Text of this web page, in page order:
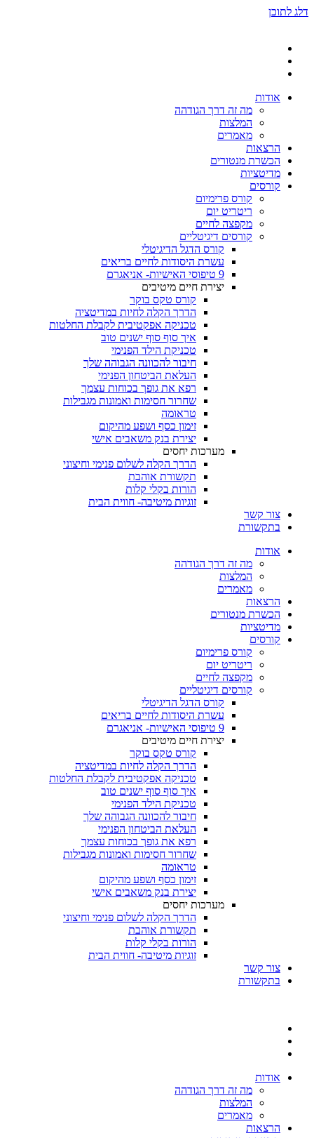
דלג לתוכן
אודות
מה זה דרך הגודהה
המלצות
מאמרים
הרצאות
הכשרת מנטורים
מדיטציות
קורסים
קורס פרימיום
ריטריט יום
מקפצה לחיים
קורסים דיגיטליים
קורס הדגל הדיגיטלי
עשרת היסודות לחיים בריאים
9 טיפוסי האישיות- אניאגרם
יצירת חיים מיטיבים
קורס טקס בוקר
הדרך הקלה לחיות במדיטציה
טכניקה אפקטיבית לקבלת החלטות
איך סוף סוף ישנים טוב
טכניקת הילד הפנימי
חיבור להכוונה הגבוהה שלך
העלאת הביטחון הפנימי
רפא את גופך בכוחות עצמך
שחרור חסימות ואמונות מגבילות
טראומה
זימון כסף ושפע מהיקום
יצירת בנק משאבים אישי
מערכות יחסים
הדרך הקלה לשלום פנימי וחיצוני
תקשורת אוהבת
הורות בקלי קלות
זוגיות מיטיבה- חווית הבית
צור קשר
בתקשורת
אודות
מה זה דרך הגודהה
המלצות
מאמרים
הרצאות
הכשרת מנטורים
מדיטציות
קורסים
קורס פרימיום
ריטריט יום
מקפצה לחיים
קורסים דיגיטליים
קורס הדגל הדיגיטלי
עשרת היסודות לחיים בריאים
9 טיפוסי האישיות- אניאגרם
יצירת חיים מיטיבים
קורס טקס בוקר
הדרך הקלה לחיות במדיטציה
טכניקה אפקטיבית לקבלת החלטות
איך סוף סוף ישנים טוב
טכניקת הילד הפנימי
חיבור להכוונה הגבוהה שלך
העלאת הביטחון הפנימי
רפא את גופך בכוחות עצמך
שחרור חסימות ואמונות מגבילות
טראומה
זימון כסף ושפע מהיקום
יצירת בנק משאבים אישי
מערכות יחסים
הדרך הקלה לשלום פנימי וחיצוני
תקשורת אוהבת
הורות בקלי קלות
זוגיות מיטיבה- חווית הבית
צור קשר
בתקשורת
אודות
מה זה דרך הגודהה
המלצות
מאמרים
הרצאות